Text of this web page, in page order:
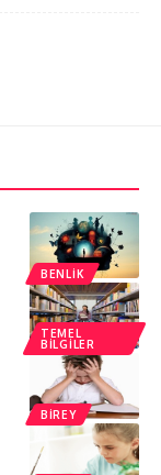
BENLIK
TEMEL
BILGILER
BIREY